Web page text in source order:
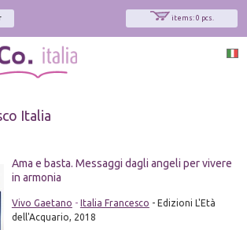
items: 0 pcs.
Italia
Ama e basta. Messaggi dagli angeli per vivere
in armonia
Vivo Gaetano - Italia Francesco - Edizioni L'Età
dell'Acquario, 2018